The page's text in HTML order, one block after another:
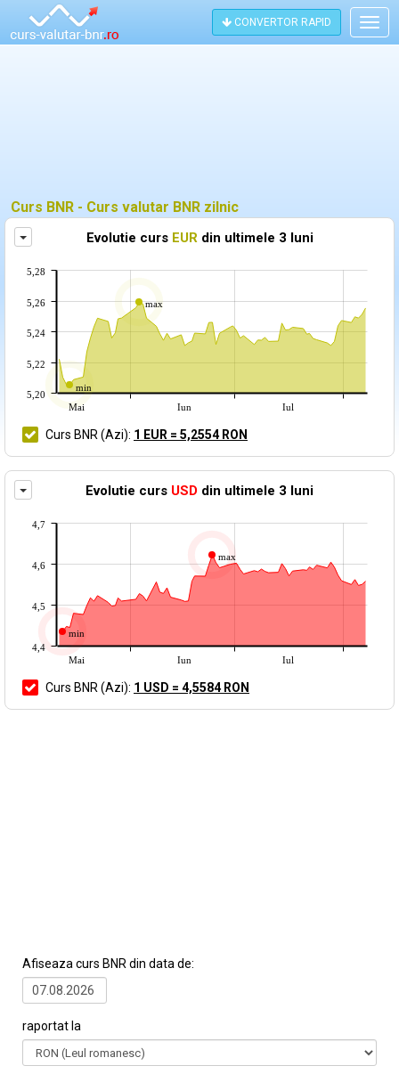
CONVERTOR RAPID
Curs BNR - Curs valutar BNR zilnic
Afiseaza grafic curs valutar BNR in alta moneda
Evolutie curs EURdin ultimele 3 luni
min
max
Mai Iun Iul
5,20
5,22
5,24
5,26
5,28
Curs BNR (Azi): 1 EUR = 5,2554 RON
Afiseaza grafic curs valutar BNR in alta moneda
Evolutie curs USD din ultimele 3 luni
min
max
Mai Iun Iul
4,4
4,5
4,6
4,7
Curs BNR (Azi): 1 USD = 4,5584 RON
Afiseaza curs BNR din data de:
raportat la